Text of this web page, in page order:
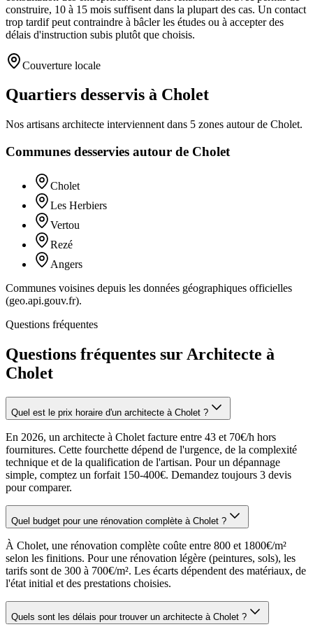
construire, 10 à 15 mois suffisent dans la plupart des cas. Un contact
trop tardif peut contraindre à bâcler les études ou à accepter des
délais d'instruction subis plutôt que choisis.
Couverture locale
Quartiers desservis à Cholet
Nos artisans architecte interviennent dans 5 zones autour de Cholet.
Communes desservies autour de Cholet
Cholet
Les Herbiers
Vertou
Rezé
Angers
Communes voisines depuis les données géographiques officielles
(geo.api.gouv.fr).
Questions fréquentes
Questions fréquentes sur Architecte à
Cholet
Quel est le prix horaire d'un architecte à Cholet ?
En 2026, un architecte à Cholet facture entre 43 et 70€/h hors
fournitures. Cette fourchette dépend de l'urgence, de la complexité
technique et de la qualification de l'artisan. Pour un dépannage
simple, comptez un forfait 150-400€. Demandez toujours 3 devis
pour comparer.
Quel budget pour une rénovation complète à Cholet ?
À Cholet, une rénovation complète coûte entre 800 et 1800€/m²
selon les finitions. Pour une rénovation légère (peintures, sols), les
tarifs sont de 300 à 700€/m². Les écarts dépendent des matériaux, de
l'état initial et des prestations choisies.
Quels sont les délais pour trouver un architecte à Cholet ?